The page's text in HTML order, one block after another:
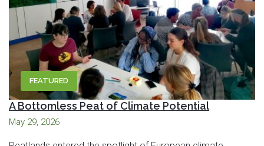
FEATURED
A Bottomless Peat of Climate Potential
May 29, 2026